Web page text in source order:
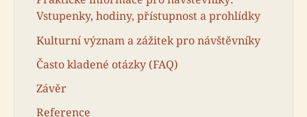
Vstupenky, hodiny, přístupnost a prohlídky
Kulturní význam a zážitek pro návštěvníky
Často kladené otázky (FAQ)
Závěr
Reference